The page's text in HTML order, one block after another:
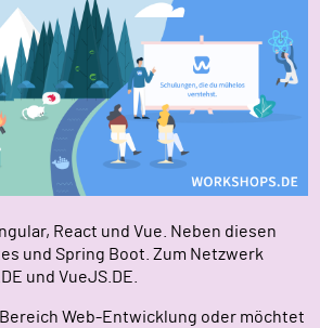
React und Vue. Neben diesen
und Spring Boot. Zum Netzwerk
und VueJS.DE.
Web-Entwicklung oder möchtet